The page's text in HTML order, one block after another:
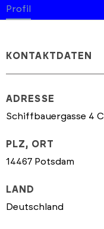
Profil
KONTAKTDATEN
ADRESSE
Schiffbauergasse 4 C
PLZ, ORT
14467 Potsdam
LAND
Deutschland